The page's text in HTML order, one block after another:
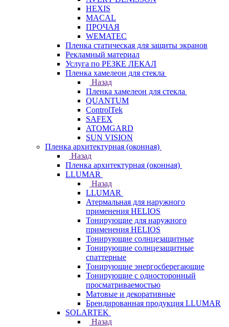
HEXIS
MACAL
ПРОЧАЯ
WEMATEC
Пленка статическая для защиты экранов
Рекламный материал
Услуга по РЕЗКЕ ЛЕКАЛ
Пленка хамелеон для стекла
Назад
Пленка хамелеон для стекла
QUANTUM
ControlTek
SAFEX
ATOMGARD
SUN VISION
Пленка архитектурная (оконная)
Назад
Пленка архитектурная (оконная)
LLUMAR
Назад
LLUMAR
Атермальная для наружного
применения HELIOS
Тонирующие для наружного
применения HELIOS
Тонирующие солнцезащитные
Тонирующие солнцезащитные
спаттерные
Тонирующие энергосберегающие
Тонирующие с односторонный
просматриваемостью
Матовые и декоративные
Брендированная продукция LLUMAR
SOLARTEK
Назад